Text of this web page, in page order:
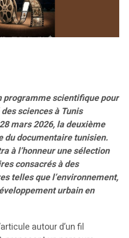
programme scientifique pour
sciences à Tunis
mars 2026, la deuxième
du documentaire tunisien.
à l’honneur une sélection
consacrés à des
telles que l’environnement,
urbain en
autour d’un fil